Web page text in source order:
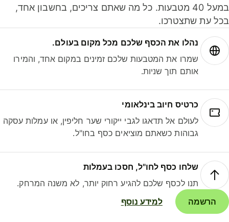
במעל 40 מטבעות. כל מה שאתם צריכים, בחשבון אחד,
עת שתצטרכו.
נהלו את הכסף שלכם מכל מקום בעולם.
שמרו את המטבעות שלכם זמינים במקום אחד, והמירו
אותם תוך שניות.
כרטיס חיוב בינלאומי
לעולם אל תדאגו לגבי ייקורי שער חליפין, או עמלות עסקה
גבוהות כשאתם מוציאים כסף בחו"ל.
שלחו כסף לחו"ל, חסכו בעמלות
תנו לכסף שלכם להגיע רחוק יותר, לא משנה המרחק.
הרשמה
למידע נוסף